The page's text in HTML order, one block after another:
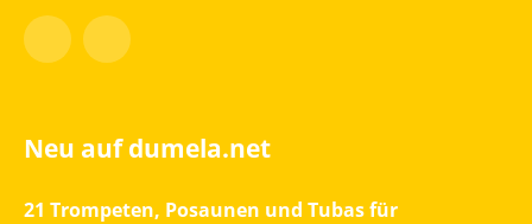
Facebook
Neu auf dumela.net
21 Trompeten, Posaunen und Tubas für